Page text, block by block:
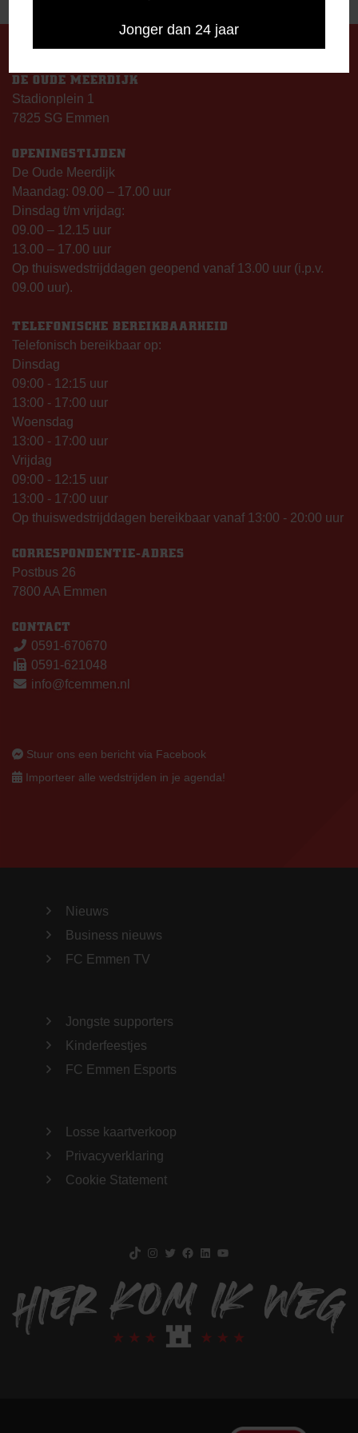
Jonger dan 24 jaar
DE OUDE MEERDIJK
Stadionplein 1
7825 SG Emmen
OPENINGSTIJDEN
De Oude Meerdijk
Maandag: 09.00 – 17.00 uur
Dinsdag t/m vrijdag:
09.00 – 12.15 uur
13.00 – 17.00 uur
Op thuiswedstrijddagen geopend vanaf 13.00 uur (i.p.v.
09.00 uur).
TELEFONISCHE BEREIKBAARHEID
Telefonisch bereikbaar op:
Dinsdag
09:00 - 12:15 uur
13:00 - 17:00 uur
Woensdag
13:00 - 17:00 uur
Vrijdag
09:00 - 12:15 uur
13:00 - 17:00 uur
Op thuiswedstrijddagen bereikbaar vanaf 13:00 - 20:00 uur
CORRESPONDENTIE-ADRES
Postbus 26
7800 AA Emmen
CONTACT
0591-670670
0591-621048
info@fcemmen.nl
Stuur ons een bericht via Facebook
Importeer alle wedstrijden in je agenda!
Nieuws
Business nieuws
FC Emmen TV
Jongste supporters
Kinderfeestjes
FC Emmen Esports
Losse kaartverkoop
Privacyverklaring
Cookie Statement